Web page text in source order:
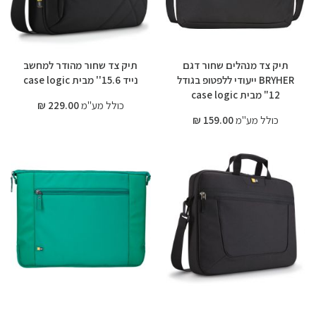
תיק צד מנהלים שחור דגם
BRYHER ייעודי ללפטופ בגודל
12" מבית case logic
כולל מע"מ159.00 ₪
תיק צד שחור מהודר למחשב
נייד 15.6'' מבית case logic
כולל מע"מ229.00 ₪